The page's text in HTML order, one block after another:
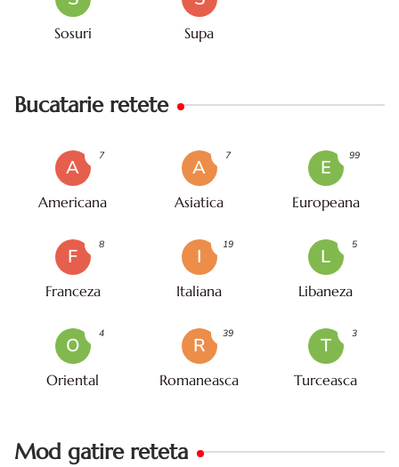
Sosuri Supa
Bucatarie retete
A
Americana
7
A
Asiatica
7
E
Europeana
99
F
Franceza
8
I
Italiana
19
L
Libaneza
5
O
Oriental
4
R
Romaneasca
39
T
Turceasca
3
Mod gatire reteta